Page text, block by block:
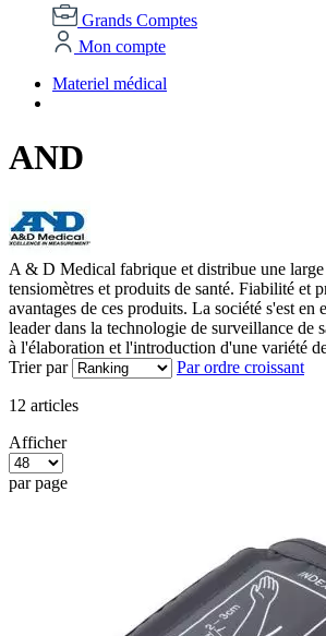
Grands Comptes
Mon compte
Materiel médical
AND
A & D Medical fabrique et distribue une large
tensiomètres et produits de santé. Fiabilité et
avantages de ces produits. La société s'est en
leader dans la technologie de surveillance de
à l'élaboration et l'introduction d'une variété
Trier par
Par ordre croissant
12 articles
Afficher
par page